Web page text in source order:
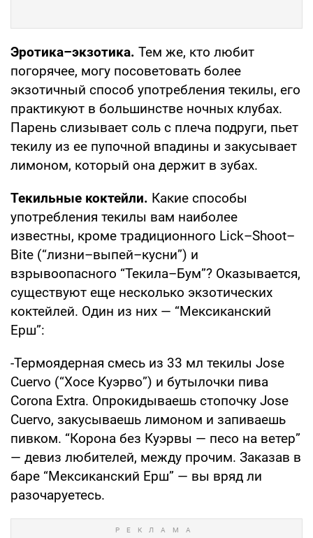
Эротика–экзотика. Тем же, кто любит
погорячее, могу посоветовать более
экзотичный способ употребления текилы, его
практикуют в большинстве ночных клубах.
Парень слизывает соль с плеча подруги, пьет
текилу из ее пупочной впадины и закусывает
лимоном, который она держит в зубах.
Текильные коктейли. Какие способы
употребления текилы вам наиболее
известны, кроме традиционного Lick–Shoot–
Bite (“лизни–выпей–кусни”) и
взрывоопасного “Текила–Бум”? Оказывается,
существуют еще несколько экзотических
коктейлей. Один из них — “Мексиканский
Ерш”:
-Термоядерная смесь из 33 мл текилы Jose
Cuervo (“Хосе Куэрво”) и бутылочки пива
Corona Extra. Опрокидываешь стопочку Jose
Cuervo, закусываешь лимоном и запиваешь
пивком. “Корона без Куэрвы — песо на ветер”
— девиз любителей, между прочим. Заказав в
баре “Мексиканский Ерш” — вы вряд ли
разочаруетесь.